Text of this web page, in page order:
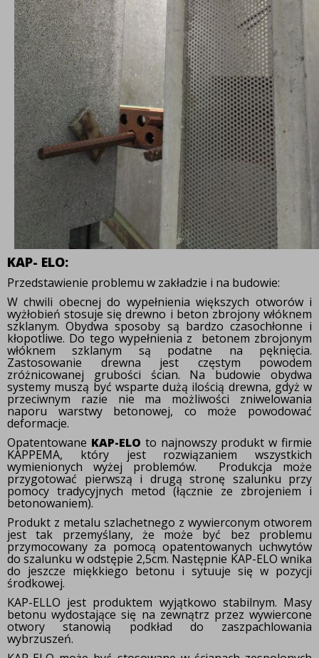
KAP- ELO:
Przedstawienie problemu w zakładzie i na budowie:
W chwili obecnej do wypełnienia większych otworów i
wyżłobień stosuje się drewno i beton zbrojony włóknem
szklanym. Obydwa sposoby są bardzo czasochłonne i
kłopotliwe. Do tego wypełnienia z betonem zbrojonym
włóknem szklanym są podatne na pęknięcia.
Zastosowanie drewna jest częstym powodem
zróżnicowanej grubości ścian. Na budowie obydwa
systemy muszą być wsparte dużą ilością drewna, gdyż w
przeciwnym razie nie ma możliwości zniwelowania
naporu warstwy betonowej, co może powodować
deformacje.
Opatentowane KAP-ELO to najnowszy produkt w firmie
KAPPEMA, który jest rozwiązaniem wszystkich
wymienionych wyżej problemów. Produkcja może
przygotować pierwszą i drugą stronę szalunku przy
pomocy tradycyjnych metod (łącznie ze zbrojeniem i
betonowaniem).
Produkt z metalu szlachetnego z wywierconym otworem
jest tak przemyślany, że może być bez problemu
przymocowany za pomocą opatentowanych uchwytów
do szalunku w odstępie 2,5cm. Następnie KAP-ELO wnika
do jeszcze miękkiego betonu i sytuuje się w pozycji
środkowej.
KAP-ELLO jest produktem wyjątkowo stabilnym. Masy
betonu wydostające się na zewnątrz przez wywiercone
otwory stanowią podkład do zaszpachlowania
wybrzuszeń.